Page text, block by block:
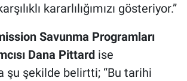
kararlılığımızı gösteriyor.”
Savunma Programları
Dana Pittardise
şu şekilde belirtti; “Bu tarihi